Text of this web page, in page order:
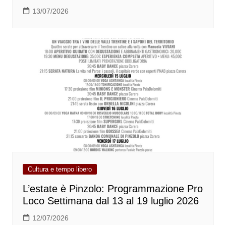
13/07/2026
Cultura e tempo libero
L’estate è Pinzolo: Programmazione Pro
Loco Settimana dal 13 al 19 luglio 2026
12/07/2026